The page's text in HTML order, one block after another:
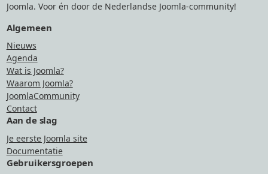
Joomla. Voor én door de Nederlandse Joomla-community!
Algemeen
Nieuws
Agenda
Wat is Joomla?
Waarom Joomla?
JoomlaCommunity
Contact
Aan de slag
Je eerste Joomla site
Documentatie
Gebruikersgroepen